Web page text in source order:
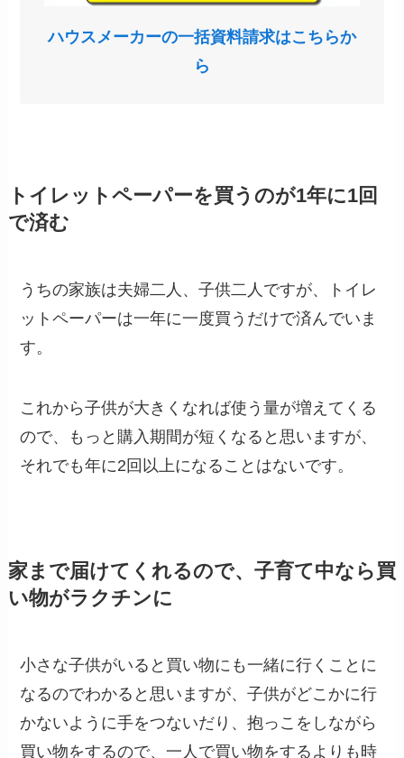
ハウスメーカーの一括資料請求はこちらか
ら
トイレットペーパーを買うのが1年に1回
で済む
うちの家族は夫婦二人、子供二人ですが、トイレ
ットペーパーは一年に一度買うだけで済んでいま
す。
これから子供が大きくなれば使う量が増えてくる
ので、もっと購入期間が短くなると思いますが、
それでも年に2回以上になることはないです。
家まで届けてくれるので、子育て中なら買
い物がラクチンに
小さな子供がいると買い物にも一緒に行くことに
なるのでわかると思いますが、子供がどこかに行
かないように手をつないだり、抱っこをしながら
買い物をするので、一人で買い物をするよりも時